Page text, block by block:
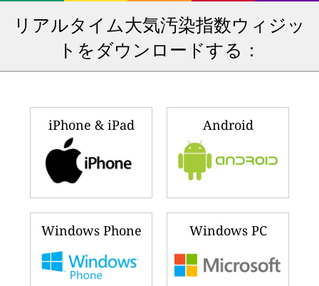
リアルタイム大気汚染指数ウィジッ
トをダウンロードする：
iPhone & iPad Android
Windows Phone Windows PC